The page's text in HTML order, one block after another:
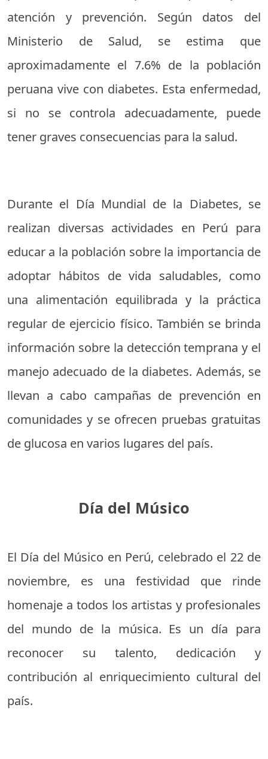
atención y prevención. Según datos del
Ministerio de Salud, se estima que
aproximadamente el 7.6% de la población
peruana vive con diabetes. Esta enfermedad,
si no se controla adecuadamente, puede
tener graves consecuencias para la salud.
Durante el Día Mundial de la Diabetes, se
realizan diversas actividades en Perú para
educar a la población sobre la importancia de
adoptar hábitos de vida saludables, como
una alimentación equilibrada y la práctica
regular de ejercicio físico. También se brinda
información sobre la detección temprana y el
manejo adecuado de la diabetes. Además, se
llevan a cabo campañas de prevención en
comunidades y se ofrecen pruebas gratuitas
de glucosa en varios lugares del país.
Día del Músico
El Día del Músico en Perú, celebrado el 22 de
noviembre, es una festividad que rinde
homenaje a todos los artistas y profesionales
del mundo de la música. Es un día para
reconocer su talento, dedicación y
contribución al enriquecimiento cultural del
país.